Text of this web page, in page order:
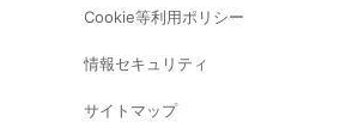
Cookie等利用ポリシー
情報セキュリティ
サイトマップ